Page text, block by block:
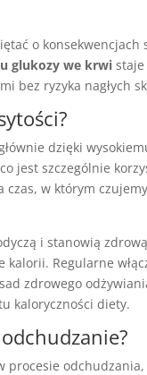
o
glukozy we krwi staje
bez ryzyka nagłych
dzięki
jest szczególnie
w którym
i stanowią
kalorii. Regularne
zdrowego
kaloryczności diety.
procesie